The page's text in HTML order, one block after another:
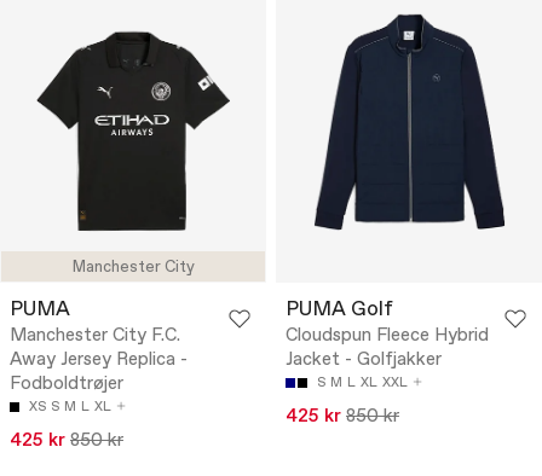
Manchester City
PUMA
Manchester City F.C.
Away Jersey Replica -
Fodboldtrøjer
XS S M L XL
425 kr 850 kr
PUMA Golf
Cloudspun Fleece Hybrid
Jacket - Golfjakker
S M L XL XXL
425 kr 850 kr